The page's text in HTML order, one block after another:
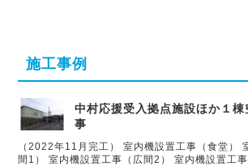
施工事例
中村応援受入拠点施設ほか１
事
（2022年11月完工） 室内機設置工事（食堂）
間1） 室内機設置工事（広間2） 室内機設置工